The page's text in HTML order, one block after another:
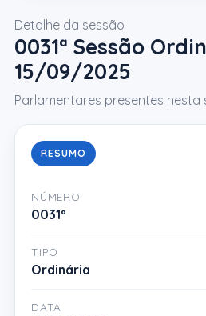
Detalhe da sessão
0031ª Sessão
15/09/2025
Parlamentares presentes nesta
RESUMO
NÚMERO
0031ª
TIPO
Ordinária
DATA